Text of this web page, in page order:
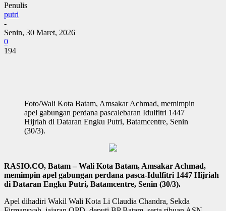
Penulis
putri
-
Senin, 30 Maret, 2026
0
194
Foto/Wali Kota Batam, Amsakar Achmad, memimpin
apel gabungan perdana pascale­baran Idulfitri 1447
Hijriah di Dataran Engku Putri, Batamcentre, Senin
(30/3).
RASIO.CO, Batam – Wali Kota Batam, Amsakar Achmad,
memimpin apel gabungan perdana pasca-Idulfitri 1447 Hijriah
di Dataran Engku Putri, Batamcentre, Senin (30/3).
Apel dihadiri Wakil Wali Kota Li Claudia Chandra, Sekda